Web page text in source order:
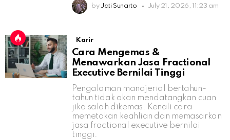
by Jati Sunarto July 21, 2026, 11:23 am
Karir
Cara Mengemas &
Menawarkan Jasa Fractional
Executive Bernilai Tinggi
Pengalaman manajerial bertahun-
tahun tidak akan mendatangkan cuan
jika salah dikemas. Kenali cara
memetakan keahlian dan memasarkan
jasa fractional executive bernilai
tinggi.